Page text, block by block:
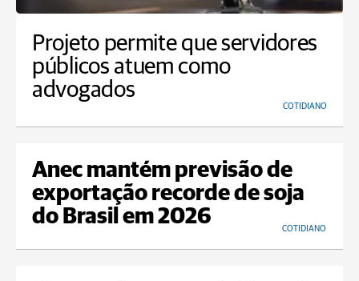
Projeto permite que servidores
públicos atuem como
advogados
COTIDIANO
Anec mantém previsão de
exportação recorde de soja
do Brasil em 2026
COTIDIANO